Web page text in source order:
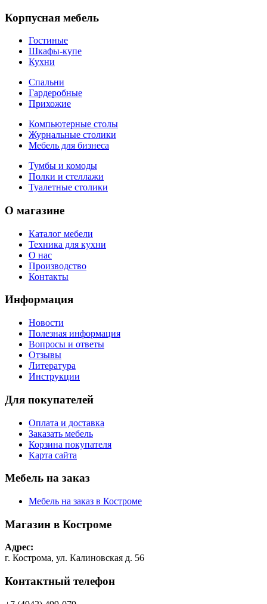
Корпусная мебель
Гостиные
Шкафы-купе
Кухни
Спальни
Гардеробные
Прихожие
Компьютерные столы
Журнальные столики
Мебель для бизнеса
Тумбы и комоды
Полки и стеллажи
Туалетные столики
О магазине
Каталог мебели
Техника для кухни
О нас
Производство
Контакты
Информация
Новости
Полезная информация
Вопросы и ответы
Отзывы
Литература
Инструкции
Для покупателей
Оплата и доставка
Заказать мебель
Корзина покупателя
Карта сайта
Мебель на заказ
Мебель на заказ в Костроме
Магазин в Костроме
Адрес:
г. Кострома, ул. Калиновская д. 56
Контактный телефон